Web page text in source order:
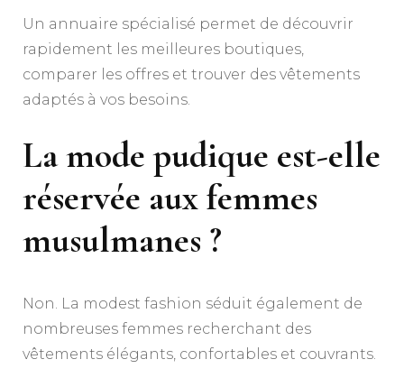
Un annuaire spécialisé permet de découvrir
rapidement les meilleures boutiques,
comparer les offres et trouver des vêtements
adaptés à vos besoins.
La mode pudique est-elle
réservée aux femmes
musulmanes ?
Non. La modest fashion séduit également de
nombreuses femmes recherchant des
vêtements élégants, confortables et couvrants.